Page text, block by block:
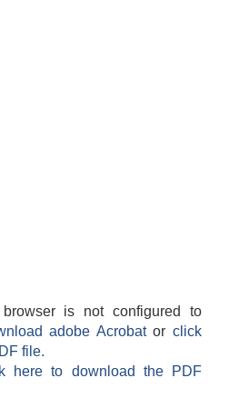
is not configured to
adobe Acrobatorclick
file.
here to download the PDF